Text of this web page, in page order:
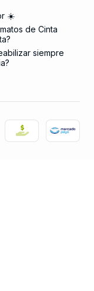
☀️
de Cinta
siempre